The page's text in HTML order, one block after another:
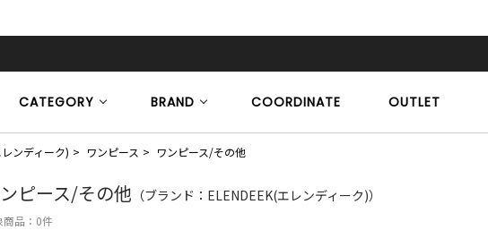
CATEGORY BRAND COORDINATE OUTLET
レンディーク) ワンピース ワンピース/その他
ピース/その他 （ブランド：ELENDEEK(エレンディーク)）
品： 0件